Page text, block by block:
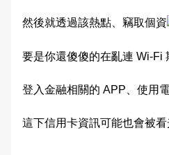
然後就透過該熱點、竊取個資
要是你還傻傻的在亂連 Wi-Fi
登入金融相關的 APP、使用
這下信用卡資訊可能也會被